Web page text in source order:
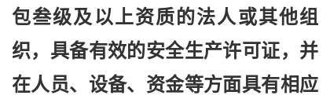
包叁级及以上资质的法人或其他组
织，具备有效的安全生产许可证，并
在人员、设备、资金等方面具有相应